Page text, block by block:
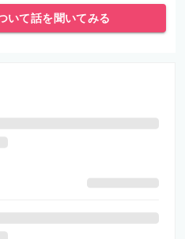
いて話を聞いてみる